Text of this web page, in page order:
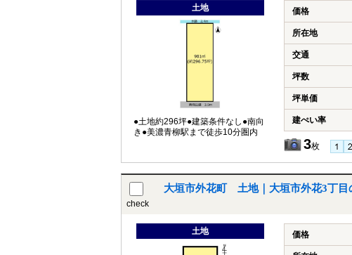
土地
●土地約296坪●建築条件なし●南向
き●美濃青柳駅まで徒歩10分圏内
価格
所在地
交通
坪数
坪単価
建ぺい率
3枚
check
大垣市外花町 土地｜大垣市外花3丁目
土地 価格